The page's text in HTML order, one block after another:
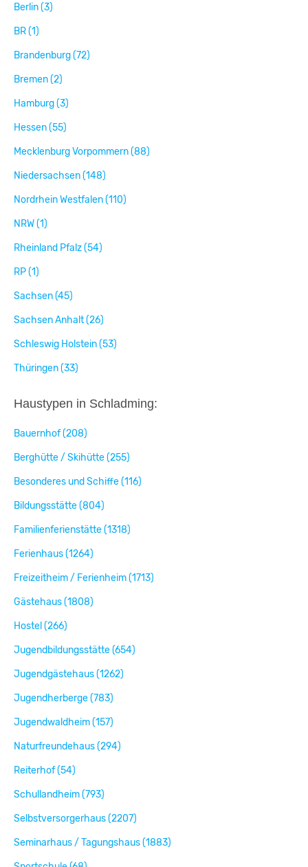
Berlin (3)
BR (1)
Brandenburg (72)
Bremen (2)
Hamburg (3)
Hessen (55)
Mecklenburg Vorpommern (88)
Niedersachsen (148)
Nordrhein Westfalen (110)
NRW (1)
Rheinland Pfalz (54)
RP (1)
Sachsen (45)
Sachsen Anhalt (26)
Schleswig Holstein (53)
Thüringen (33)
Haustypen in Schladming:
Bauernhof (208)
Berghütte / Skihütte (255)
Besonderes und Schiffe (116)
Bildungsstätte (804)
Familienferienstätte (1318)
Ferienhaus (1264)
Freizeitheim / Ferienheim (1713)
Gästehaus (1808)
Hostel (266)
Jugendbildungsstätte (654)
Jugendgästehaus (1262)
Jugendherberge (783)
Jugendwaldheim (157)
Naturfreundehaus (294)
Reiterhof (54)
Schullandheim (793)
Selbstversorgerhaus (2207)
Seminarhaus / Tagungshaus (1883)